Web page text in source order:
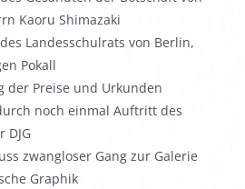
Kaoru Shimazaki
Landesschulrats von Berlin,
Pokall
der Preise und Urkunden
noch einmal Auftritt des
DJG
zwangloser Gang zur Galerie
Graphik